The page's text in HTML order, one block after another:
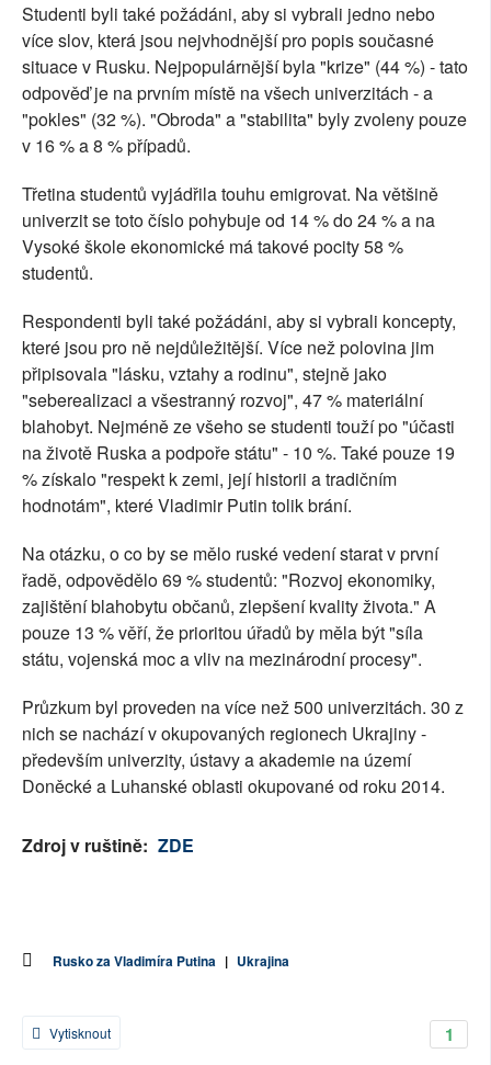
Studenti byli také požádáni, aby si vybrali jedno nebo
více slov, která jsou nejvhodnější pro popis současné
situace v Rusku. Nejpopulárnější byla "krize" (44 %) - tato
odpověď je na prvním místě na všech univerzitách - a
"pokles" (32 %). "Obroda" a "stabilita" byly zvoleny pouze
v 16 % a 8 % případů.
Třetina studentů vyjádřila touhu emigrovat. Na většině
univerzit se toto číslo pohybuje od 14 % do 24 % a na
Vysoké škole ekonomické má takové pocity 58 %
studentů.
Respondenti byli také požádáni, aby si vybrali koncepty,
které jsou pro ně nejdůležitější. Více než polovina jim
připisovala "lásku, vztahy a rodinu", stejně jako
"seberealizaci a všestranný rozvoj", 47 % materiální
blahobyt. Nejméně ze všeho se studenti touží po "účasti
na životě Ruska a podpoře státu" - 10 %. Také pouze 19
% získalo "respekt k zemi, její historii a tradičním
hodnotám", které Vladimir Putin tolik brání.
Na otázku, o co by se mělo ruské vedení starat v první
řadě, odpovědělo 69 % studentů: "Rozvoj ekonomiky,
zajištění blahobytu občanů, zlepšení kvality života." A
pouze 13 % věří, že prioritou úřadů by měla být "síla
státu, vojenská moc a vliv na mezinárodní procesy".
Průzkum byl proveden na více než 500 univerzitách. 30 z
nich se nachází v okupovaných regionech Ukrajiny -
především univerzity, ústavy a akademie na území
Doněcké a Luhanské oblasti okupované od roku 2014.
Zdroj v ruštině: ZDE
Rusko za Vladimíra Putina | Ukrajina
1
Vytisknout